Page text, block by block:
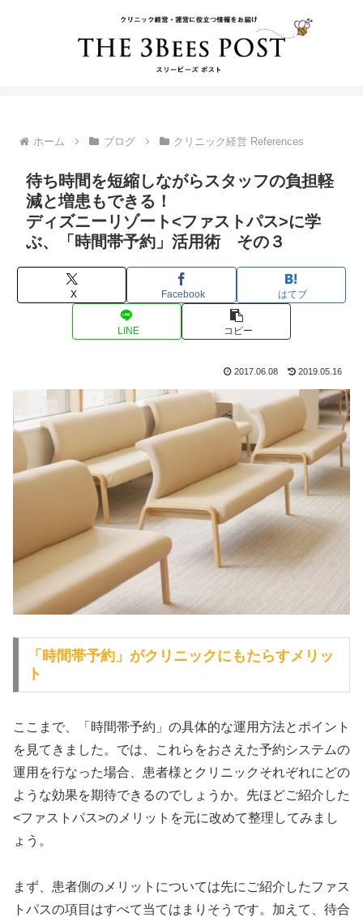
ホーム ブログ クリニック経営 References
待ち時間を短縮しながらスタッフの負担軽
減と増患もできる！
ディズニーリゾート<ファストパス>に学
ぶ、「時間帯予約」活用術 その３
X Facebook はてブ
LINE コピー
2017.06.08 2019.05.16
「時間帯予約」がクリニックにもたらすメリッ
ト
ここまで、「時間帯予約」の具体的な運用方法とポイント
を見てきました。では、これらをおさえた予約システムの
運用を行なった場合、患者様とクリニックそれぞれにどの
ような効果を期待できるのでしょうか。先ほどご紹介した
<ファストパス>のメリットを元に改めて整理してみまし
ょう。
まず、患者側のメリットについては先にご紹介したファス
トパスの項目はすべて当てはまりそうです。加えて、待合